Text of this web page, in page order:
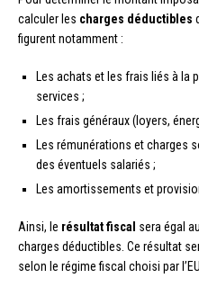
calculer les charges déductibles
figurent notamment :
Les achats et les frais liés à la
services ;
Les frais généraux (loyers,
Les rémunérations et charges
des éventuels salariés ;
Les amortissements et
Ainsi, le résultat fiscal sera égal
charges déductibles. Ce résultat
selon le régime fiscal choisi par